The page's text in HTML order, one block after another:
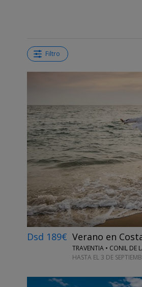
Filtro
←
Dsd 189€ Verano en
TRAVENTIA • CONIL DE
HASTA EL 3 DE